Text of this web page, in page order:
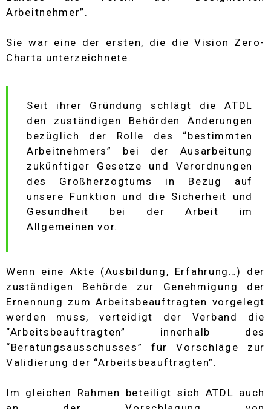
Arbeitnehmer”.
Sie war eine der ersten, die die Vision Zero-
Charta unterzeichnete.
Seit ihrer Gründung schlägt die ATDL
den zuständigen Behörden Änderungen
bezüglich der Rolle des “bestimmten
Arbeitnehmers” bei der Ausarbeitung
zukünftiger Gesetze und Verordnungen
des Großherzogtums in Bezug auf
unsere Funktion und die Sicherheit und
Gesundheit bei der Arbeit im
Allgemeinen vor.
Wenn eine Akte (Ausbildung, Erfahrung…) der
zuständigen Behörde zur Genehmigung der
Ernennung zum Arbeitsbeauftragten vorgelegt
werden muss, verteidigt der Verband die
“Arbeitsbeauftragten” innerhalb des
“Beratungsausschusses” für Vorschläge zur
Validierung der “Arbeitsbeauftragten”.
Im gleichen Rahmen beteiligt sich ATDL auch